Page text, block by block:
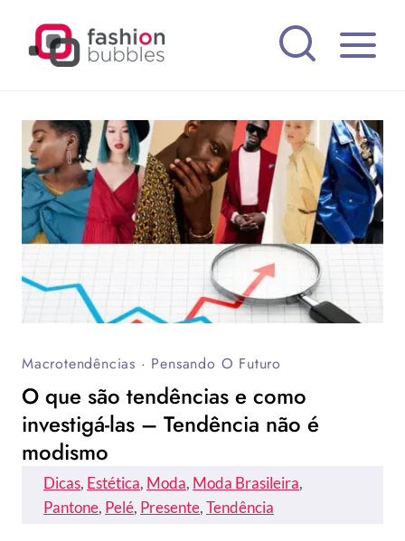
Macrotendências · Pensando O Futuro
O que são tendências e como
investigá-las – Tendência não é
modismo
Dicas, Estética, Moda, Moda Brasileira
Pantone, Pelé, Presente, Tendência